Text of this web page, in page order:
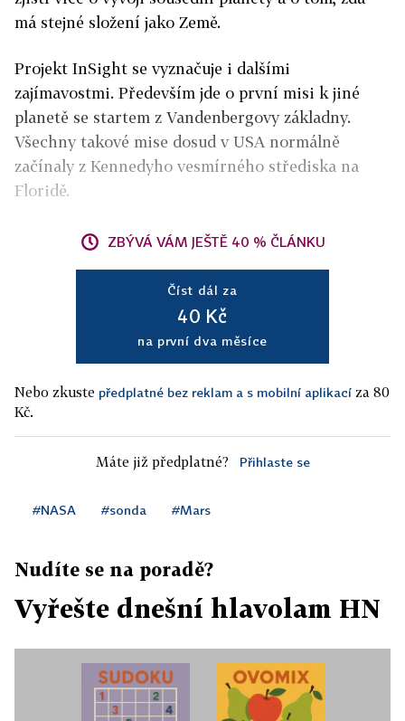
má stejné složení jako Země.
Projekt InSight se vyznačuje i dalšími
zajímavostmi. Především jde o první misi k jiné
planetě se startem z Vandenbergovy základny.
Všechny takové mise dosud v USA normálně
začínaly z Kennedyho vesmírného střediska na
Floridě.
ZBÝVÁ VÁM JEŠTĚ 40 % ČLÁNKU
Číst dál za
40 Kč
na první dva měsíce
Nebo zkuste předplatné bez reklam a s mobilní aplikací za 80
Kč.
Máte již předplatné? Přihlaste se
#NASA #sonda #Mars
Nudíte se na poradě?
Vyřešte dnešní hlavolam HN